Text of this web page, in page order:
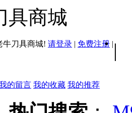
具商城
牛刀具商城! 请登录 | 免费注册 | |
的留言 我的收藏 我的推荐